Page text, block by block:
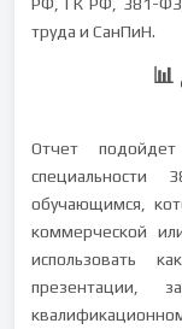
труда и СанПиН.
Отчет
специальности
обучающимся,
коммерческой
использовать
презентации,